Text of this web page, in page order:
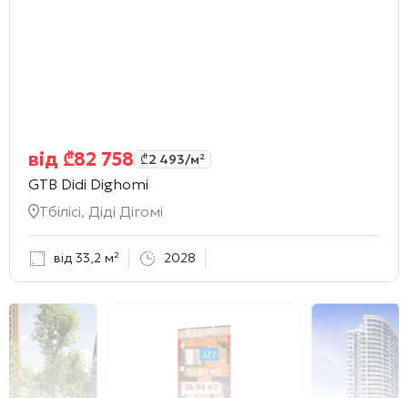
від ₾82 758 ₾2 493/м²
GTB Didi Dighomi
Тбілісі, Діді Дігомі
від 33,2 м² 2028